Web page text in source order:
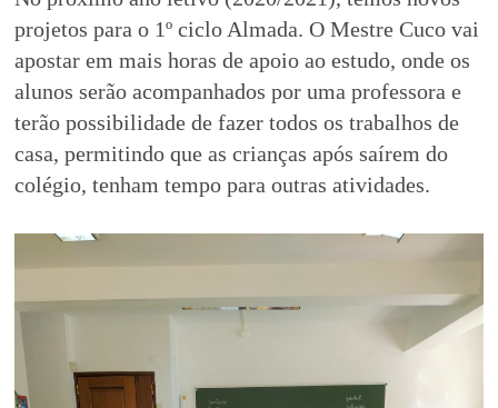
projetos para o 1º ciclo Almada. O Mestre Cuco vai
apostar em mais horas de apoio ao estudo, onde os
alunos serão acompanhados por uma professora e
terão possibilidade de fazer todos os trabalhos de
casa, permitindo que as crianças após saírem do
colégio, tenham tempo para outras atividades.